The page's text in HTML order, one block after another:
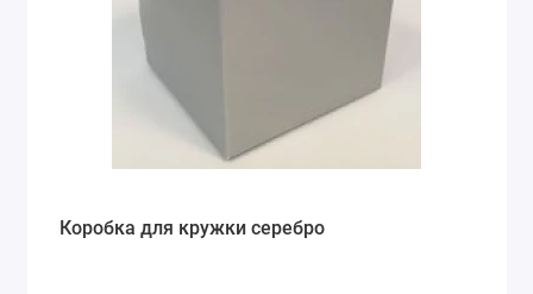
Коробка для кружки серебро